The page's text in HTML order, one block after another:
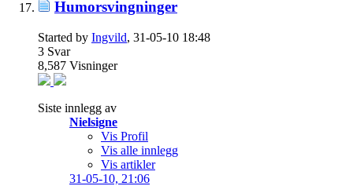
Humorsvingninger
Started by Ingvild, 31-05-10 18:48
3 Svar
8,587 Visninger
Siste innlegg av
Nielsigne
Vis Profil
Vis alle innlegg
Vis artikler
31-05-10, 21:06